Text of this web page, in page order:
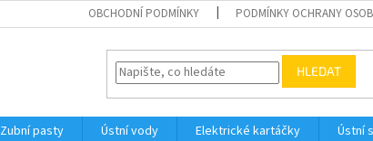
OBCHODNÍ PODMÍNKY PODMÍNKY OCHRANY
HLEDAT
Zubní pasty Ústní vody Elektrické kartáčky Ústní